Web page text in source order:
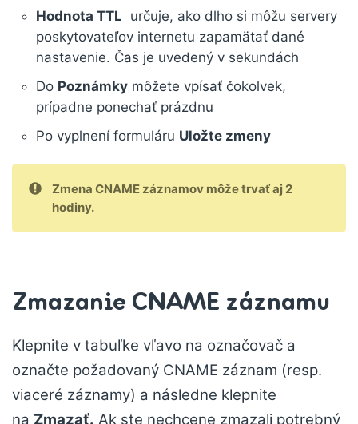
Hodnota TTL určuje, ako dlho si môžu servery
poskytovateľov internetu zapamätať dané
nastavenie. Čas je uvedený v sekundách
Do Poznámky môžete vpísať čokolvek,
prípadne ponechať prázdnu
Po vyplnení formuláru Uložte zmeny
Zmena CNAME záznamov môže trvať aj 2
hodiny.
Zmazanie CNAME záznamu
Klepnite v tabuľke vľavo na označovač a
označte požadovaný CNAME záznam (resp.
viaceré záznamy) a následne klepnite
na Zmazať. Ak ste nechcene zmazali potrebný